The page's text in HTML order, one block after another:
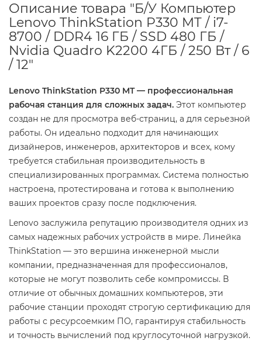
Описание товара "Б/У Компьютер
Lenovo ThinkStation P330 MT / i7-
8700 / DDR4 16 ГБ / SSD 480 ГБ /
Nvidia Quadro K2200 4ГБ / 250 Вт / 6
/ 12"
Lenovo ThinkStation P330 MT — профессиональная
рабочая станция для сложных задач. Этот компьютер
создан не для просмотра веб-страниц, а для серьезной
работы. Он идеально подходит для начинающих
дизайнеров, инженеров, архитекторов и всех, кому
требуется стабильная производительность в
специализированных программах. Система полностью
настроена, протестирована и готова к выполнению
ваших проектов сразу после подключения.
Lenovo заслужила репутацию производителя одних из
самых надежных рабочих устройств в мире. Линейка
ThinkStation — это вершина инженерной мысли
компании, предназначенная для профессионалов,
которые не могут позволить себе компромиссы. В
отличие от обычных домашних компьютеров, эти
рабочие станции проходят строгую сертификацию для
работы с ресурсоемким ПО, гарантируя стабильность
и точность вычислений под круглосуточной нагрузкой.